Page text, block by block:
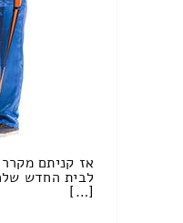
אז קניתם
לבית החדש
[…]